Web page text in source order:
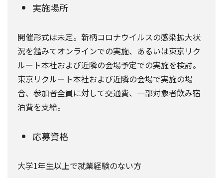
実施場所
開催形式は未定。新柄コロナウイルスの感染拡大状
況を鑑みてオンラインでの実施、あるいは東京リク
ルート本社および近隣の会場予定での実施を検討。
東京リクルート本社および近隣の会場で実施の場
合、参加者全員に対して交通費、一部対象者飲み宿
泊費を支給。
応募資格
大学1年生以上で就業経験のない方